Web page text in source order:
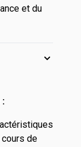
et du
:
cours de